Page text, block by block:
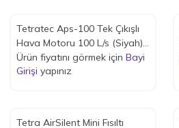
Tetratec Aps-100 Tek Çıkışlı
Hava Motoru 100 L/s (Siyah)
2,5 W
Ürün fiyatını görmek için Bayi
Girişi yapınız
Tetra AirSilent Mini Fısıltı